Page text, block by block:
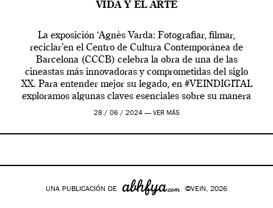
VIDA Y EL ARTE
La exposición ‘Agnès Varda: Fotografiar, filmar,
reciclar’en el Centro de Cultura Contemporánea de
Barcelona (CCCB) celebra la obra de una de las
cineastas más innovadoras y comprometidas del siglo
XX. Para entender mejor su legado, en #VEINDIGITAL
exploramos algunas claves esenciales sobre su manera
de entender la vida, el cine y el arte contemporáneo.
28 / 06 / 2024 — VER MÁS
UNA PUBLICACIÓN DE ©VEIN, 2026